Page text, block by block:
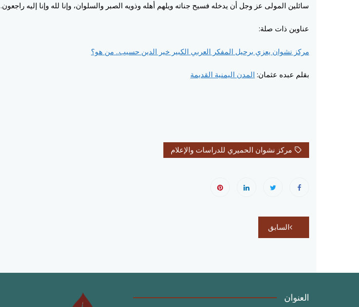
‏سائلين المولى عز وجل أن يدخله فسيح جناته ويلهم أهله وذويه الصبر والسلوان، وإنا لله وإنا إليه راجعون.
عناوين ذات صلة:
مركز نشوان يعزي برحيل المفكر العربي الكبير خير الدين حسيب.. من هو؟
بقلم عبده عثمان: المدن اليمنية القديمة
مركز نشوان الحميري للدراسات والإعلام
تصفّح
المقالات
السابق
العنوان